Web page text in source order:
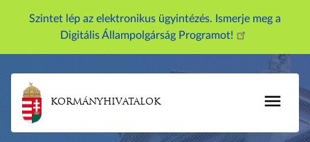
á
a
a
Szintet lép az elektronikus ügyintézés. Ismerje meg a
Digitális Állampolgárság Programot!
KORMÁNYHIVATALOK